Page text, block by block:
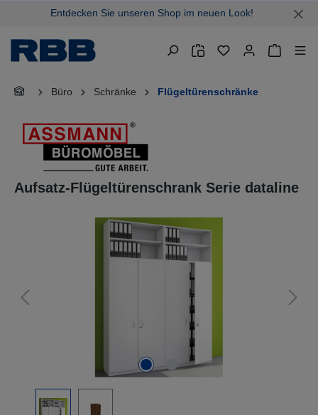
springenEntdecken Sie unseren Shop im neuen Look!
Büro Schränke Flügeltürenschränke
Aufsatz-Flügeltürenschrank Serie dataline
Bildergalerie überspringen